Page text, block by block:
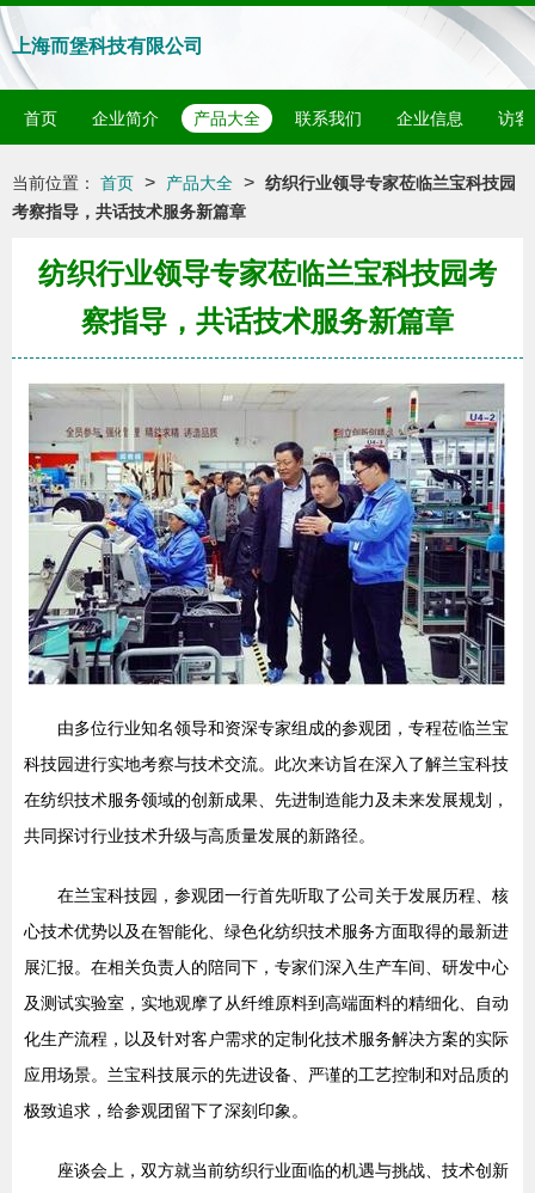
上海而堡科技有限公司
首页 企业简介 产品大全 联系我们 企业信息 访客
当前位置： 首页 > 产品大全 > 纺织行业领导专家莅临兰宝科技园
考察指导，共话技术服务新篇章
纺织行业领导专家莅临兰宝科技园考
察指导，共话技术服务新篇章
由多位行业知名领导和资深专家组成的参观团，专程莅临兰宝
科技园进行实地考察与技术交流。此次来访旨在深入了解兰宝科技
在纺织技术服务领域的创新成果、先进制造能力及未来发展规划，
共同探讨行业技术升级与高质量发展的新路径。
在兰宝科技园，参观团一行首先听取了公司关于发展历程、核
心技术优势以及在智能化、绿色化纺织技术服务方面取得的最新进
展汇报。在相关负责人的陪同下，专家们深入生产车间、研发中心
及测试实验室，实地观摩了从纤维原料到高端面料的精细化、自动
化生产流程，以及针对客户需求的定制化技术服务解决方案的实际
应用场景。兰宝科技展示的先进设备、严谨的工艺控制和对品质的
极致追求，给参观团留下了深刻印象。
座谈会上，双方就当前纺织行业面临的机遇与挑战、技术创新